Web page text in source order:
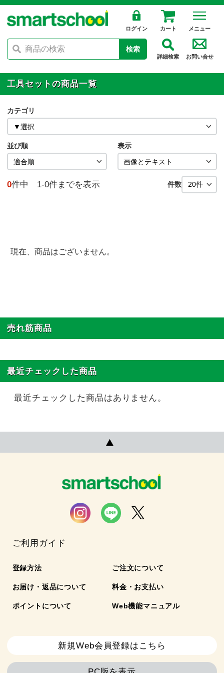
ログイン カート メニュー
検索
詳細検索 お問い合せ
工具セットの商品一覧
カテゴリ
並び順 表示
0件中 1-0件までを表示 件数
現在、商品はございません。
売れ筋商品
最近チェックした商品
最近チェックした商品はありません。
ご利用ガイド
登録方法 ご注文について
お届け・返品について 料金・お支払い
ポイントについて Web機能マニュアル
新規Web会員登録はこちら